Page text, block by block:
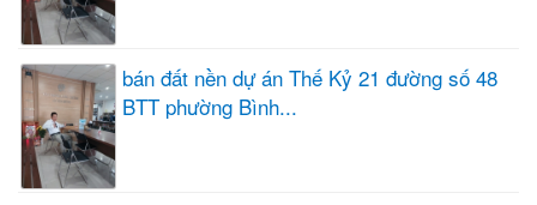
bán đất nền dự án Thế Kỷ 21 đường số 48
BTT phường Bình...